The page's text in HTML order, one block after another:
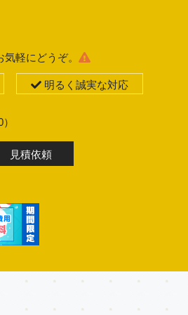
軽にどうぞ。
明るく誠実な対応
見積依頼